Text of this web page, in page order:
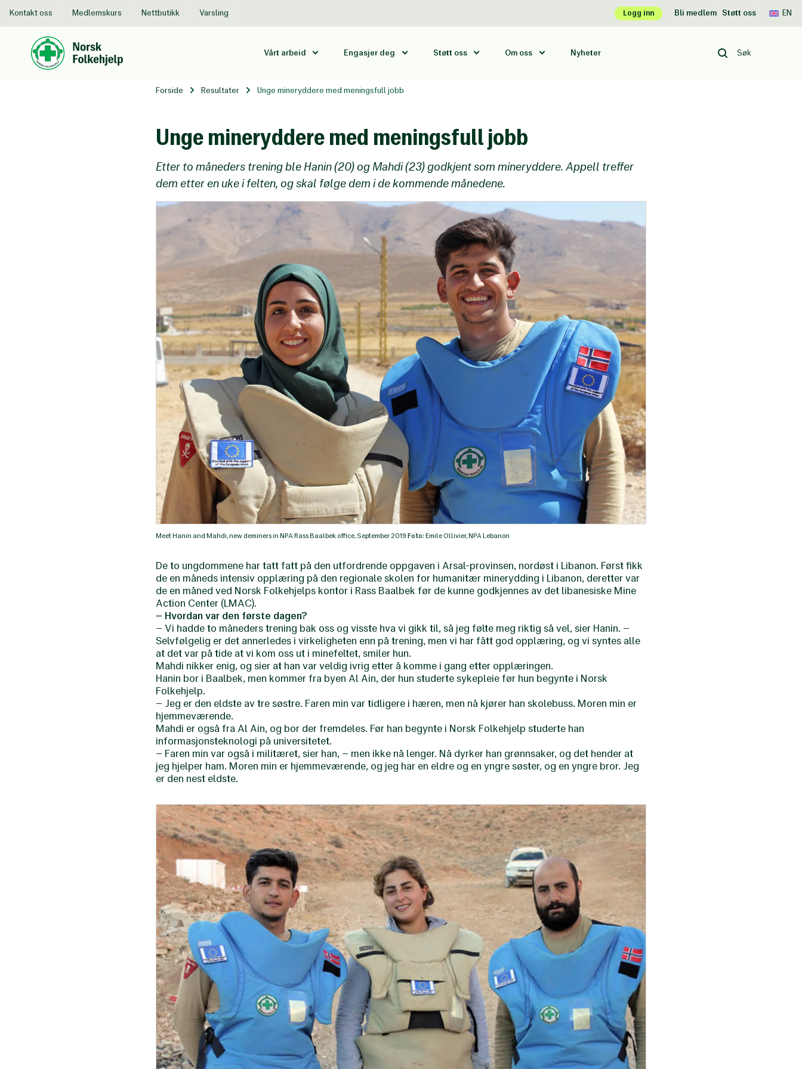
hovedinnhold
Kontakt oss Medlemskurs Nettbutikk Varsling Logg inn Bli medlem Støtt oss EN
Vårt arbeid Engasjer deg Støtt oss Om oss Nyheter
Forside Resultater Unge mineryddere med meningsfull jobb
Unge mineryddere med meningsfull jobb
Etter to måneders trening ble Hanin (20) og Mahdi (23) godkjent som mineryddere. Appell treffer
dem etter en uke i felten, og skal følge dem i de kommende månedene.
Meet Hanin and Mahdi, new deminers in NPA Rass Baalbek office, September 2019Foto: Emile Ollivier, NPA Lebanon
De to ungdommene har tatt fatt på den utfordrende oppgaven i Arsal-provinsen, nordøst i Libanon. Først fikk
de en måneds intensiv opplæring på den regionale skolen for humanitær minerydding i Libanon, deretter var
de en måned ved Norsk Folkehjelps kontor i Rass Baalbek før de kunne godkjennes av det libanesiske Mine
Action Center (LMAC).
– Hvordan var den første dagen?
– Vi hadde to måneders trening bak oss og visste hva vi gikk til, så jeg følte meg riktig så vel, sier Hanin. –
Selvfølgelig er det annerledes i virkeligheten enn på trening, men vi har fått god opplæring, og vi syntes alle
at det var på tide at vi kom oss ut i minefeltet, smiler hun.
Mahdi nikker enig, og sier at han var veldig ivrig etter å komme i gang etter opplæringen.
Hanin bor i Baalbek, men kommer fra byen Al Ain, der hun studerte sykepleie før hun begynte i Norsk
Folkehjelp.
– Jeg er den eldste av tre søstre. Faren min var tidligere i hæren, men nå kjører han skolebuss. Moren min er
hjemmeværende.
Mahdi er også fra Al Ain, og bor der fremdeles. Før han begynte i Norsk Folkehjelp studerte han
informasjonsteknologi på universitetet.
– Faren min var også i militæret, sier han, – men ikke nå lenger. Nå dyrker han grønnsaker, og det hender at
jeg hjelper ham. Moren min er hjemmeværende, og jeg har en eldre og en yngre søster, og en yngre bror. Jeg
er den nest eldste.